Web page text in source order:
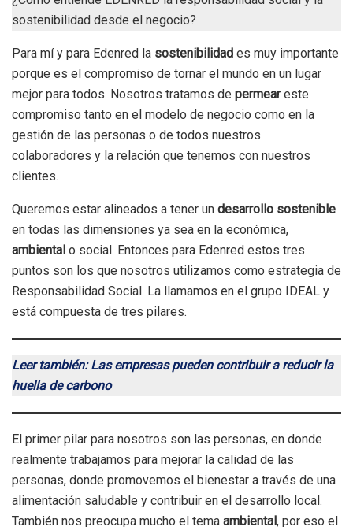
sostenibilidad desde el negocio?
Para mí y para Edenred la sostenibilidad es muy importante
porque es el compromiso de tornar el mundo en un lugar
mejor para todos. Nosotros tratamos de permeareste
compromiso tanto en el modelo de negocio como en la
gestión de las personas o de todos nuestros
colaboradores y la relación que tenemos con nuestros
clientes.
Queremos estar alineados a tener un desarrollo sostenible
en todas las dimensiones ya sea en la económica,
ambiental o social. Entonces para Edenred estos tres
puntos son los que nosotros utilizamos como estrategia de
Responsabilidad Social. La llamamos en el grupo IDEAL y
está compuesta de tres pilares.
Leer también: Las empresas pueden contribuir a reducir la
huella de carbono
El primer pilar para nosotros son las personas, en donde
realmente trabajamos para mejorar la calidad de las
personas, donde promovemos el bienestar a través de una
alimentación saludable y contribuir en el desarrollo local.
También nos preocupa mucho el tema ambiental, por eso el